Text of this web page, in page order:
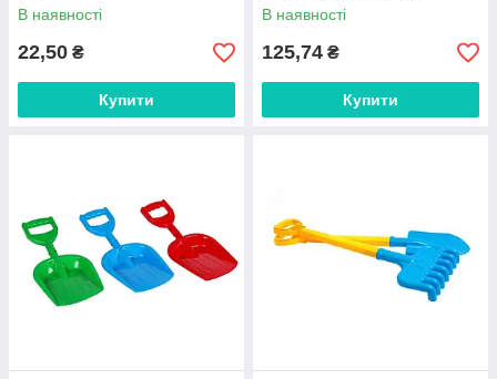
В наявності
22,50 ₴
Купити
В наявності
125,74 ₴
Купити